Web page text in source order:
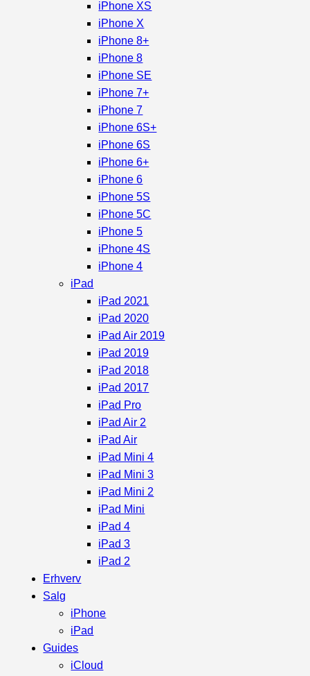
iPhone XS
iPhone X
iPhone 8+
iPhone 8
iPhone SE
iPhone 7+
iPhone 7
iPhone 6S+
iPhone 6S
iPhone 6+
iPhone 6
iPhone 5S
iPhone 5C
iPhone 5
iPhone 4S
iPhone 4
iPad
iPad 2021
iPad 2020
iPad Air 2019
iPad 2019
iPad 2018
iPad 2017
iPad Pro
iPad Air 2
iPad Air
iPad Mini 4
iPad Mini 3
iPad Mini 2
iPad Mini
iPad 4
iPad 3
iPad 2
Erhverv
Salg
iPhone
iPad
Guides
iCloud